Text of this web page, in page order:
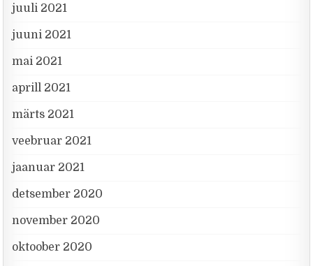
juuli 2021
juuni 2021
mai 2021
aprill 2021
märts 2021
veebruar 2021
jaanuar 2021
detsember 2020
november 2020
oktoober 2020